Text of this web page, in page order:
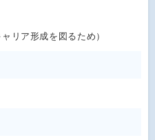
リア形成を図るため）